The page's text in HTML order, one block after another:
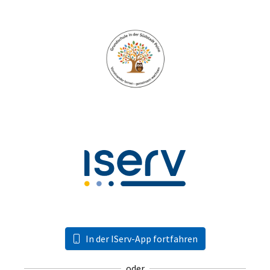
In der IServ-App fortfahren